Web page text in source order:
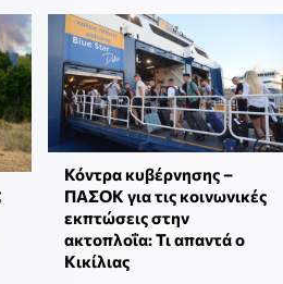
Κόντρα κυβέρνησης –
ΠΑΣΟΚ για τις κοινωνικές
εκπτώσεις στην
ακτοπλοΐα: Τι απαντά ο
Κικίλιας